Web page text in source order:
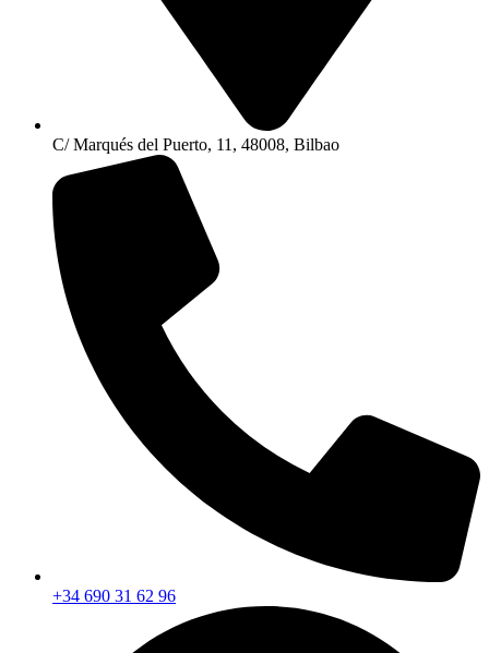
C/ Marqués del Puerto, 11, 48008, Bilbao
+34 690 31 62 96